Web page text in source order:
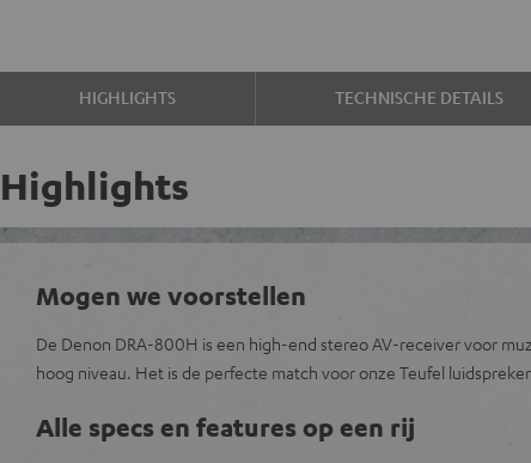
HIGHLIGHTS TECHNISCHE DETAILS
Highlights
Mogen we voorstellen
De Denon DRA-800H is een high-end stereo AV-receiver voor
hoog niveau. Het is de perfecte match voor onze Teufel
Alle specs en features op een rij